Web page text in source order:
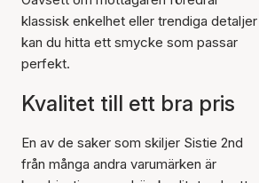
klassisk enkelhet eller trendiga detaljer
kan du hitta ett smycke som passar
perfekt.
Kvalitet till ett bra pris
En av de saker som skiljer Sistie 2nd
från många andra varumärken är